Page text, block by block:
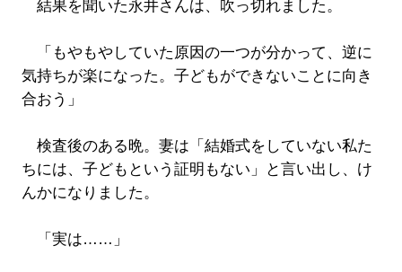
結果を聞いた永井さんは、吹っ切れました。
「もやもやしていた原因の一つが分かって、逆に
気持ちが楽になった。子どもができないことに向き
合おう」
検査後のある晩。妻は「結婚式をしていない私た
ちには、子どもという証明もない」と言い出し、け
んかになりました。
「実は……」